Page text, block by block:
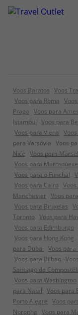
Voos Baratos Voos
Voos para Roma
Praga Voos para
Istambul Voos para
Voos para Viena
para Varsóvia Voos
Nice Voos para
Voos para Marraquexe
Voos para o Funchal
Voos para Cairo
Manchester Voos
Voos para Bruxelas
Toronto Voos para
Voos para Edimburgo
Voos para Hong Kong
para Dubai Voos para
Voos para Bilbao
Santiago de
Voos para Washington
para Natal Voos para
Porto Alegre Voos
Noronha Voos para